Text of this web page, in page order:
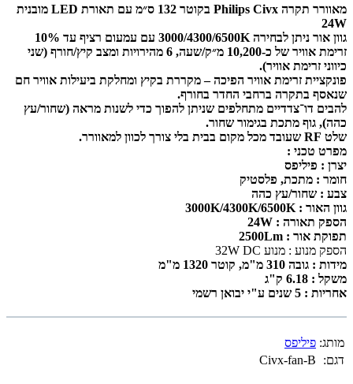
מאוורר תקרה Philips Civx בקוטר 132 ס״מ עם תאורת LED מובנית
24W
גוון אור ניתן לבחירה 3000/4300/6500K עם עמעום רציף עד 10%
זרימת אוויר של כ-10,200 מ״ק/שעה, 6 מהירויות ומצב קיץ/חורף (שני
כיווני זרימת אוויר).
פונקציית זרימת אוויר הפיכה – מקררת בקיץ ומחלקת ביעילות אוויר חם
שנאסף בתקרה ברחבי החדר בחורף.
להבים דו־צדדיים מתחלפים שניתן להפוך כדי לשנות מראה (שחור/עץ
כהה), גוף מתכת בגימור שחור.
שלט RF שעובד מכל מקום בבית בלי צורך לכוון למאוורר.
מפרט טכני :
יצרן : פיליפס
חומר : מתכת, פלסטיק
צבע : שחור/עץ כהה
גוון האור : 3000K/4300K/6500K
הספק תאורה :
24W
תפוקת אור : 2500Lm
הספק מנוע : מנוע 32W DC
מידות : גובה 310 מ"מ, קוטר 1320 מ"מ
משקל : 6.18 ק"ג
אחריות : 5 שנים ע"י יבואן רשמי
מותג: פיליפס
דגם:
Civx-fan-B